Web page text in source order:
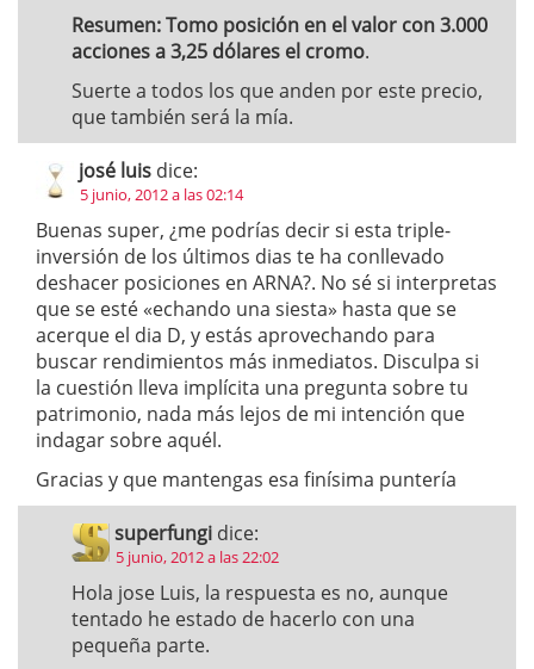
Resumen: Tomo posición en el valor con 3.000
acciones a 3,25 dólares el cromo.
Suerte a todos los que anden por este precio,
que también será la mía.
josé luis dice:
5 junio, 2012 a las 02:14
Buenas super, ¿me podrías decir si esta triple-
inversión de los últimos dias te ha conllevado
deshacer posiciones en ARNA?. No sé si interpretas
que se esté «echando una siesta» hasta que se
acerque el dia D, y estás aprovechando para
buscar rendimientos más inmediatos. Disculpa si
la cuestión lleva implícita una pregunta sobre tu
patrimonio, nada más lejos de mi intención que
indagar sobre aquél.
Gracias y que mantengas esa finísima puntería
superfungi dice:
5 junio, 2012 a las 22:02
Hola jose Luis, la respuesta es no, aunque
tentado he estado de hacerlo con una
pequeña parte.